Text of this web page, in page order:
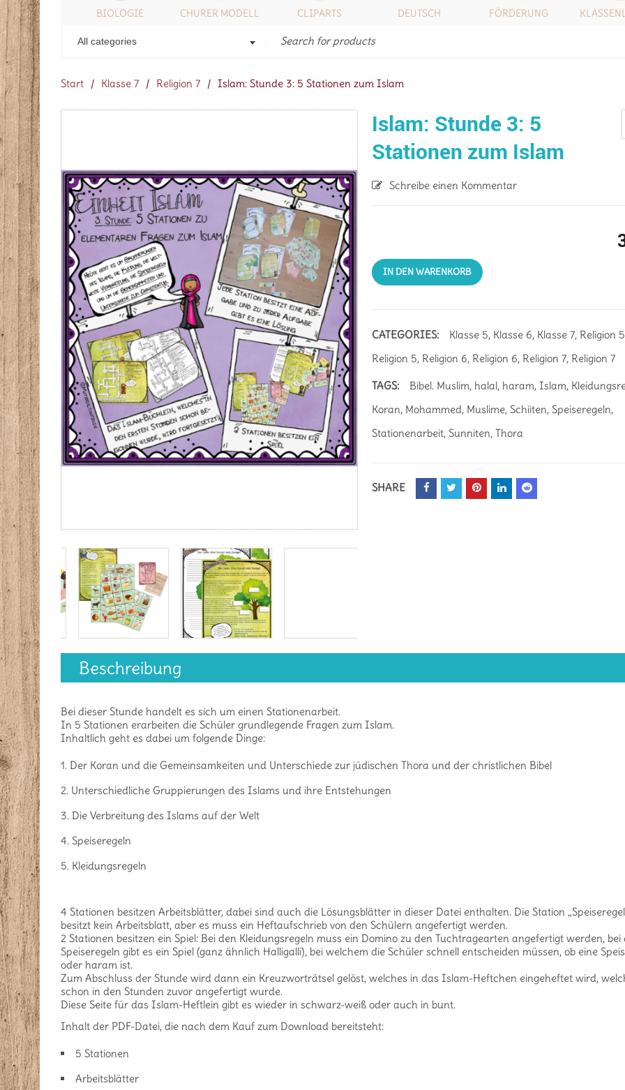
BIOLOGIE CHURER MODELL CLIPARTS DEUTSCH FÖRDERUNG
All categories
Start / Klasse 7 / Religion 7 / Islam: Stunde 3: 5 Stationen zum Islam
Islam: Stunde 3: 5
Stationen zum Islam
Schreibe einen Kommentar
IN DEN WARENKORB
CATEGORIES: Klasse 5, Klasse 6, Klasse 7, Religion 5
Religion 5, Religion 6, Religion 6, Religion 7, Religion 7
TAGS: Bibel. Muslim, halal, haram,Islam,
Koran, Mohammed, Muslime,Schiiten,Speiseregeln,
Stationenarbeit,Sunniten,Thora
SHARE
Beschreibung
Bei dieser Stunde handelt es sich um einen Stationenarbeit.
In 5 Stationen erarbeiten die Schüler grundlegende Fragen zum Islam.
Inhaltlich geht es dabei um folgende Dinge:
Der Koran und die Gemeinsamkeiten und Unterschiede zur jüdischen Thora und der christlichen Bibel
Unterschiedliche Gruppierungen des Islams und ihre Entstehungen
Die Verbreitung des Islams auf der Welt
Speiseregeln
Kleidungsregeln
4 Stationen besitzen Arbeitsblätter, dabei sind auch die Lösungsblätter in dieser Datei enthalten. Die Station
besitzt kein Arbeitsblatt, aber es muss ein Heftaufschrieb von den Schülern angefertigt werden.
2 Stationen besitzen ein Spiel: Bei den Kleidungsregeln muss ein Domino zu den Tuchtragearten angefertigt werden, bei
Speiseregeln gibt es ein Spiel (ganz ähnlich Halligalli), bei welchem die Schüler schnell entscheiden müssen, ob eine
oder haram ist.
Zum Abschluss der Stunde wird dann ein Kreuzworträtsel gelöst, welches in das Islam-Heftchen eingeheftet wird,
schon in den Stunden zuvor angefertigt wurde.
Diese Seite für das Islam-Heftlein gibt es wieder in schwarz-weiß oder auch in bunt.
Inhalt der PDF-Datei, die nach dem Kauf zum Download bereitsteht:
5 Stationen
Arbeitsblätter